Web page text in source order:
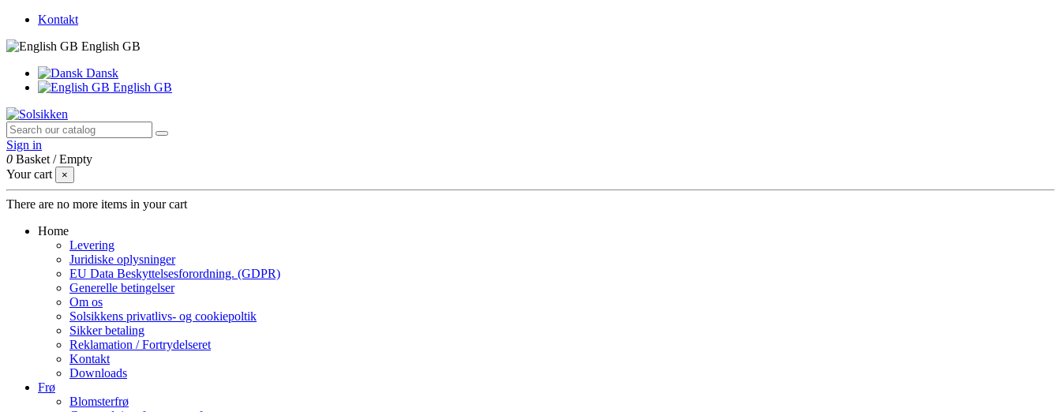
Kontakt
English GB
Dansk
English GB
Sign in
0 Basket /Empty
Your cart
×
There are no more items in your cart
Home
Levering
Juridiske oplysninger
EU Data Beskyttelsesforordning. (GDPR)
Generelle betingelser
Om os
Solsikkens privatlivs- og cookiepoltik
Sikker betaling
Reklamation / Fortrydelseret
Kontakt
Downloads
Frø
Blomsterfrø